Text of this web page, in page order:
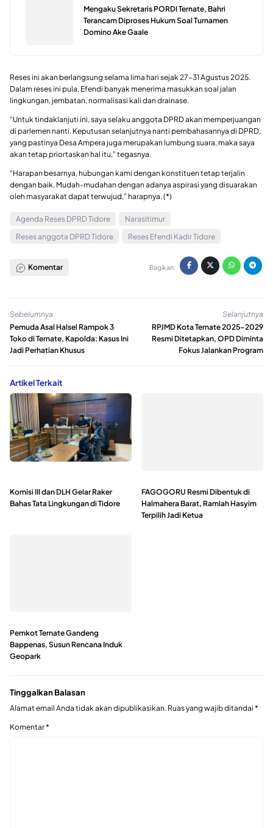
Mengaku Sekretaris PORDI Ternate, Bahri
Terancam Diproses Hukum Soal Turnamen
Domino Ake Gaale
Reses ini akan berlangsung selama lima hari sejak 27-31 Agustus 2025.
Dalam reses ini pula, Efendi banyak menerima masukkan soal jalan
lingkungan, jembatan, normalisasi kali dan drainase.
“Untuk tindaklanjuti ini, saya selaku anggota DPRD akan memperjuangan
di parlemen nanti. Keputusan selanjutnya nanti pembahasannya di DPRD,
yang pastinya Desa Ampera juga merupakan lumbung suara, maka saya
akan tetap priortaskan hal itu,” tegasnya.
“Harapan besarnya, hubungan kami dengan konstituen tetap terjalin
dengan baik. Mudah-mudahan dengan adanya aspirasi yang disuarakan
oleh masyarakat dapat terwujud,” harapnya. (*)
Agenda Reses DPRD Tidore
Narasitimur
Reses anggota DPRD Tidore
Reses Efendi Kadir Tidore
Komentar Bagikan:
Sebelumnya
Pemuda Asal Halsel Rampok 3
Toko di Ternate, Kapolda: Kasus Ini
Jadi Perhatian Khusus
Selanjutnya
RPJMD Kota Ternate 2025–2029
Resmi Ditetapkan, OPD Diminta
Fokus Jalankan Program
Artikel Terkait
Komisi III dan DLH Gelar Raker
Bahas Tata Lingkungan di Tidore
FAGOGORU Resmi Dibentuk di
Halmahera Barat, Ramlah Hasyim
Terpilih Jadi Ketua
Pemkot Ternate Gandeng
Bappenas, Susun Rencana Induk
Geopark
Tinggalkan Balasan
Alamat email Anda tidak akan dipublikasikan. Ruas yang wajib ditandai *
Komentar*